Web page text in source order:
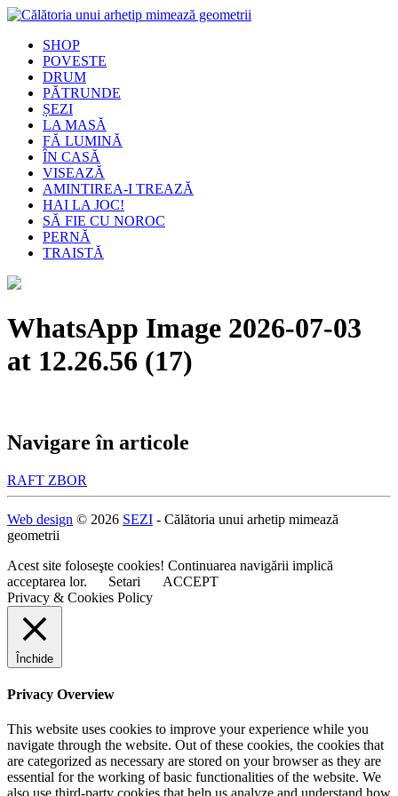
SHOP
POVESTE
DRUM
PĂTRUNDE
ȘEZI
LA MASĂ
FĂ LUMINĂ
ÎN CASĂ
VISEAZĂ
AMINTIREA-I TREAZĂ
HAI LA JOC!
SĂ FIE CU NOROC
PERNĂ
TRAISTĂ
WhatsApp Image 2026-07-03
at 12.26.56 (17)
Navigare în articole
RAFT ZBOR
Web design © 2026 SEZI - Călătoria unui arhetip mimează
geometrii
Acest site foloseşte cookies! Continuarea navigării implică
acceptarea lor.
Setari
ACCEPT
Privacy & Cookies Policy
Închide
Privacy Overview
This website uses cookies to improve your experience while you
navigate through the website. Out of these cookies, the cookies that
are categorized as necessary are stored on your browser as they are
essential for the working of basic functionalities of the website. We